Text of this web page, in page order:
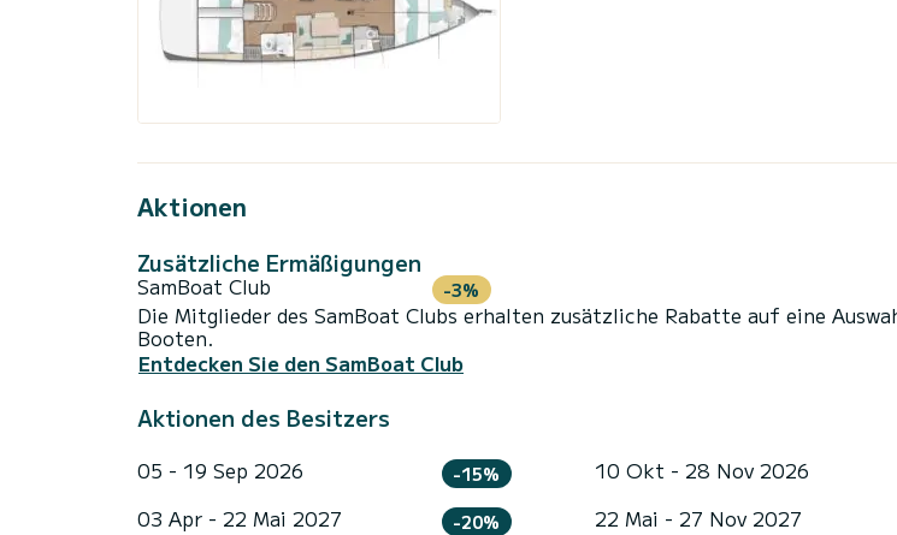
Aktionen
Zusätzliche Ermäßigungen
SamBoat Club -3%
Die Mitglieder des SamBoat Clubs erhalten zusätzliche Rabatte auf eine
Booten.
Entdecken Sie den SamBoat Club
Aktionen des Besitzers
05 - 19 Sep 2026 -15% 10 Okt - 28 Nov 2026
03 Apr - 22 Mai 2027 -20% 22 Mai - 27 Nov 2027